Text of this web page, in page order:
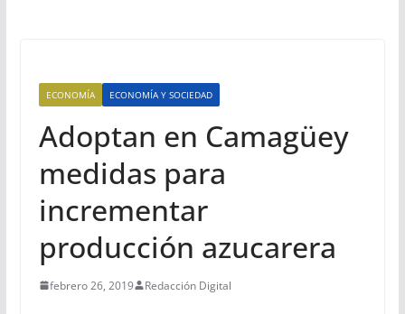
ECONOMÍA ECONOMÍA Y SOCIEDAD
Adoptan en Camagüey
medidas para
incrementar
producción azucarera
febrero 26, 2019 Redacción Digital